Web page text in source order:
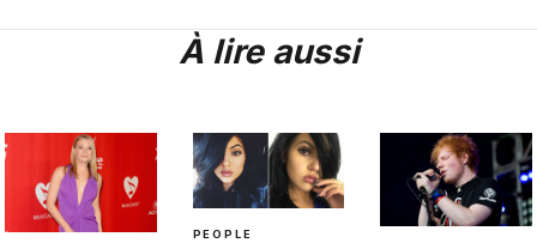
À lire aussi
PEOPLE